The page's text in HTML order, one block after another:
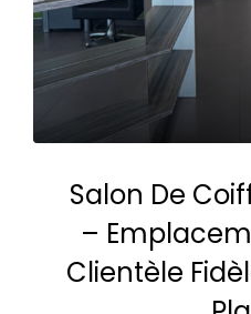
Salon De
–
Clientèle